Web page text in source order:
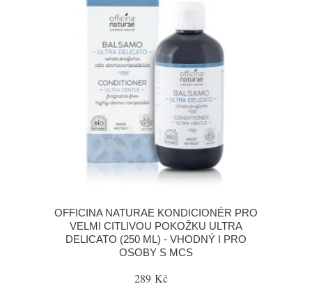
OFFICINA NATURAE KONDICIONÉR PRO
VELMI CITLIVOU POKOŽKU ULTRA
DELICATO (250 ML) - VHODNÝ I PRO
OSOBY S MCS
289 Kč